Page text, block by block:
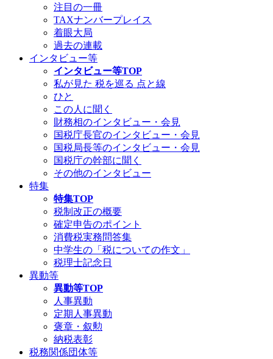
注目の一冊
TAXナンバープレイス
着眼大局
過去の連載
インタビュー等
インタビュー等TOP
私が見た 税を巡る 点と線
ひと
この人に聞く
財務相のインタビュー・会見
国税庁長官のインタビュー・会見
国税局長等のインタビュー・会見
国税庁の幹部に聞く
その他のインタビュー
特集
特集TOP
税制改正の概要
確定申告のポイント
消費税実務問答集
中学生の「税についての作文」
税理士記念日
異動等
異動等TOP
人事異動
定期人事異動
褒章・叙勲
納税表彰
税務関係団体等